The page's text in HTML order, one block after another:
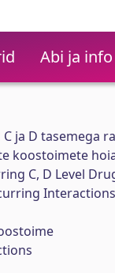
Abi ja info
ja D tasemega
koostoimete
C, D Level
Interactions